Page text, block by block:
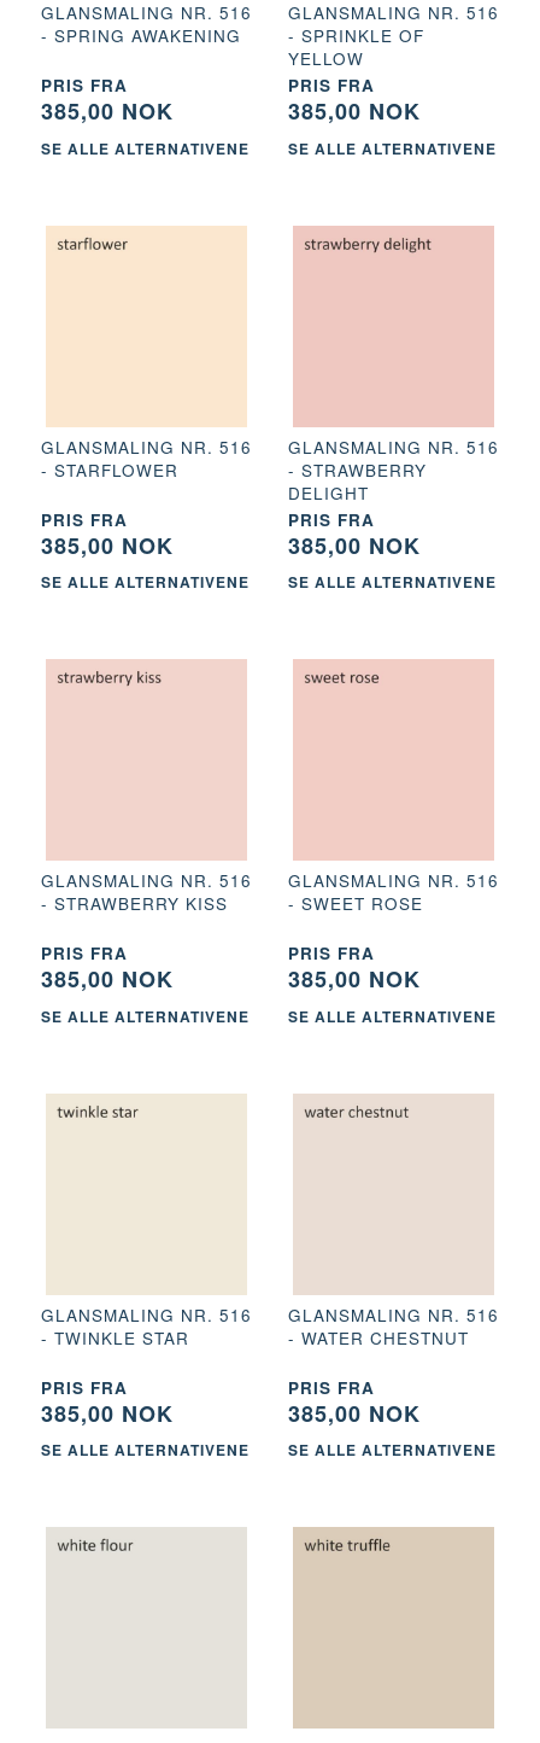
GLANSMALING NR. 516
- SPRING AWAKENING
PRIS FRA
385,00 NOK
SE ALLE ALTERNATIVENE
GLANSMALING NR. 516
- SPRINKLE OF
YELLOW
PRIS FRA
385,00 NOK
SE ALLE ALTERNATIVENE
GLANSMALING NR. 516
- STARFLOWER
PRIS FRA
385,00 NOK
SE ALLE ALTERNATIVENE
GLANSMALING NR. 516
- STRAWBERRY
DELIGHT
PRIS FRA
385,00 NOK
SE ALLE ALTERNATIVENE
GLANSMALING NR. 516
- STRAWBERRY KISS
PRIS FRA
385,00 NOK
SE ALLE ALTERNATIVENE
GLANSMALING NR. 516
- SWEET ROSE
PRIS FRA
385,00 NOK
SE ALLE ALTERNATIVENE
GLANSMALING NR. 516
- TWINKLE STAR
PRIS FRA
385,00 NOK
SE ALLE ALTERNATIVENE
GLANSMALING NR. 516
- WATER CHESTNUT
PRIS FRA
385,00 NOK
SE ALLE ALTERNATIVENE